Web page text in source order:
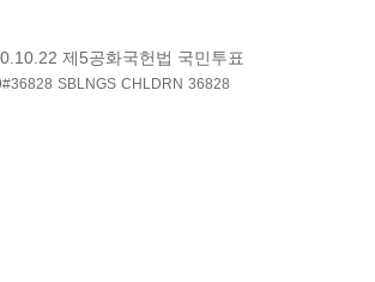
제5공화국헌법 국민투표
SBLNGS CHLDRN 36828